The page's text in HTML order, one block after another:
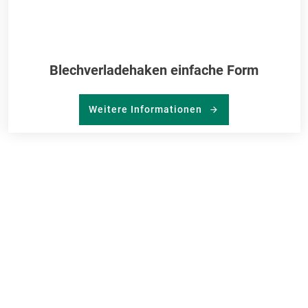
Blechverladehaken einfache Form
Weitere Informationen